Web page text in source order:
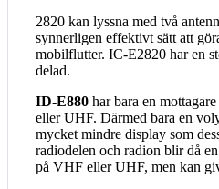
2820 kan lyssna med två
synnerligen effektivt sätt att
mobilflutter. IC-E2820 har en
delad.
ID-E880 har bara en
eller UHF. Därmed bara en
mycket mindre display som
radiodelen och radion blir då
på VHF eller UHF, men kan